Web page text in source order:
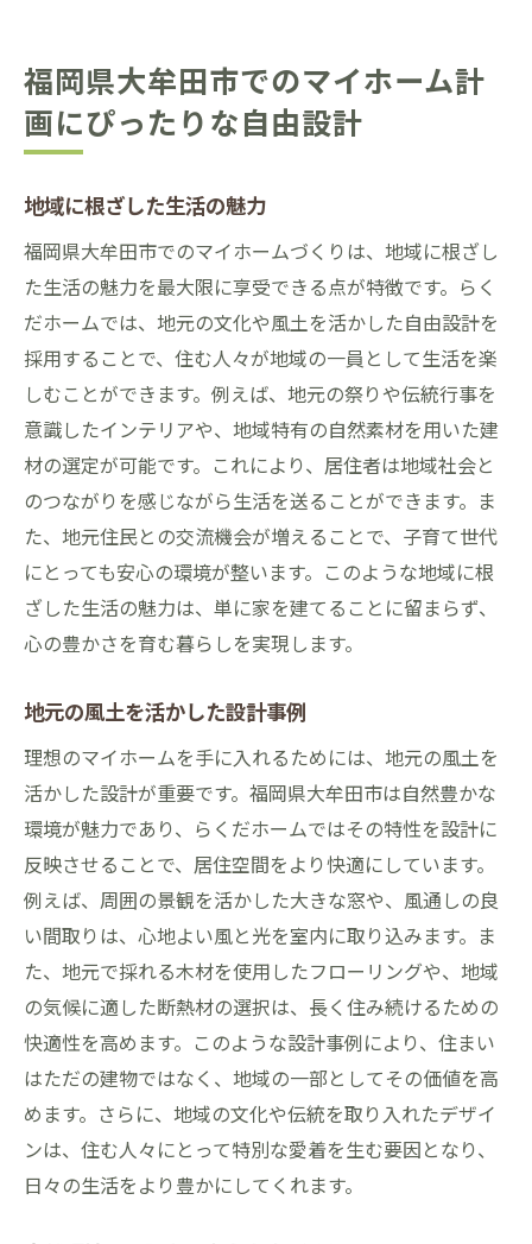
福岡県大牟田市でのマイホーム計
画にぴったりな自由設計
地域に根ざした生活の魅力
福岡県大牟田市でのマイホームづくりは、地域に根ざし
た生活の魅力を最大限に享受できる点が特徴です。らく
だホームでは、地元の文化や風土を活かした自由設計を
採用することで、住む人々が地域の一員として生活を楽
しむことができます。例えば、地元の祭りや伝統行事を
意識したインテリアや、地域特有の自然素材を用いた建
材の選定が可能です。これにより、居住者は地域社会と
のつながりを感じながら生活を送ることができます。ま
た、地元住民との交流機会が増えることで、子育て世代
にとっても安心の環境が整います。このような地域に根
ざした生活の魅力は、単に家を建てることに留まらず、
心の豊かさを育む暮らしを実現します。
地元の風土を活かした設計事例
理想のマイホームを手に入れるためには、地元の風土を
活かした設計が重要です。福岡県大牟田市は自然豊かな
環境が魅力であり、らくだホームではその特性を設計に
反映させることで、居住空間をより快適にしています。
例えば、周囲の景観を活かした大きな窓や、風通しの良
い間取りは、心地よい風と光を室内に取り込みます。ま
た、地元で採れる木材を使用したフローリングや、地域
の気候に適した断熱材の選択は、長く住み続けるための
快適性を高めます。このような設計事例により、住まい
はただの建物ではなく、地域の一部としてその価値を高
めます。さらに、地域の文化や伝統を取り入れたデザイ
ンは、住む人々にとって特別な愛着を生む要因となり、
日々の生活をより豊かにしてくれます。